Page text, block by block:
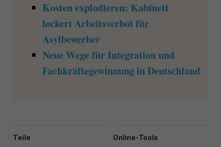
Kosten explodieren: Kabinett
lockert Arbeitsverbot für
Asylbewerber
Neue Wege für Integration und
Fachkräftegewinnung in Deutschland
Online-Tools
Teile